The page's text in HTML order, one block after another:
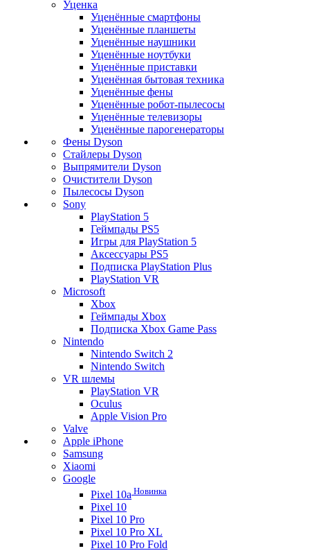
Уценка
Уценённые смартфоны
Уценённые планшеты
Уценённые наушники
Уценённые ноутбуки
Уценённые приставки
Уценённая бытовая техника
Уценённые фены
Уценённые робот-пылесосы
Уценённые телевизоры
Уценённые парогенераторы
Фены Dyson
Стайлеры Dyson
Выпрямители Dyson
Очистители Dyson
Пылесосы Dyson
Sony
PlayStation 5
Геймпады PS5
Игры для PlayStation 5
Аксессуары PS5
Подписка PlayStation Plus
PlayStation VR
Microsoft
Xbox
Геймпады Xbox
Подписка Xbox Game Pass
Nintendo
Nintendo Switch 2
Nintendo Switch
VR шлемы
PlayStation VR
Oculus
Apple Vision Pro
Valve
Apple iPhone
Samsung
Xiaomi
Google
Pixel 10a Новинка
Pixel 10
Pixel 10 Pro
Pixel 10 Pro XL
Pixel 10 Pro Fold